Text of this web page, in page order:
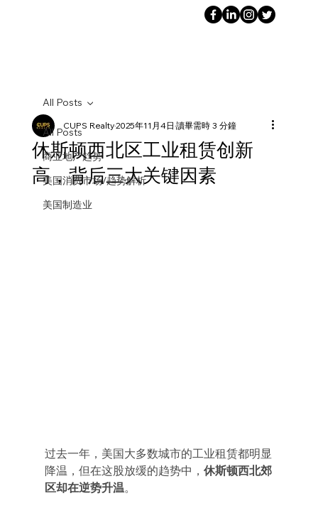
All Posts
商业地产趋势
美国消费市场/趋势解析
美国制造业
All Posts
休斯顿西北区工业租赁创新
高，背后三大关键因素
CUPS Realty2025年11月4日 讀畢需時 3 分鐘
过去一年，美国大多数城市的工业租赁都明显
降温，但在这股放缓的趋势中， 休斯顿西北郊
区却在逆势升温。